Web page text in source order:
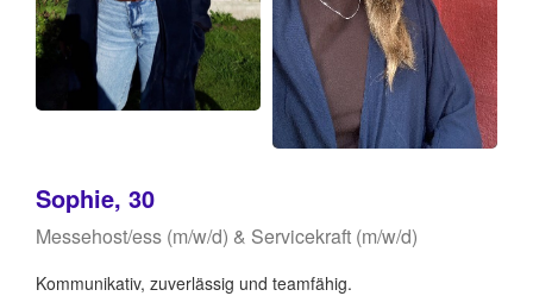
Sophie, 30
Messehost/ess (m/w/d) & Servicekraft (m/w/d)
Kommunikativ, zuverlässig und teamfähig.